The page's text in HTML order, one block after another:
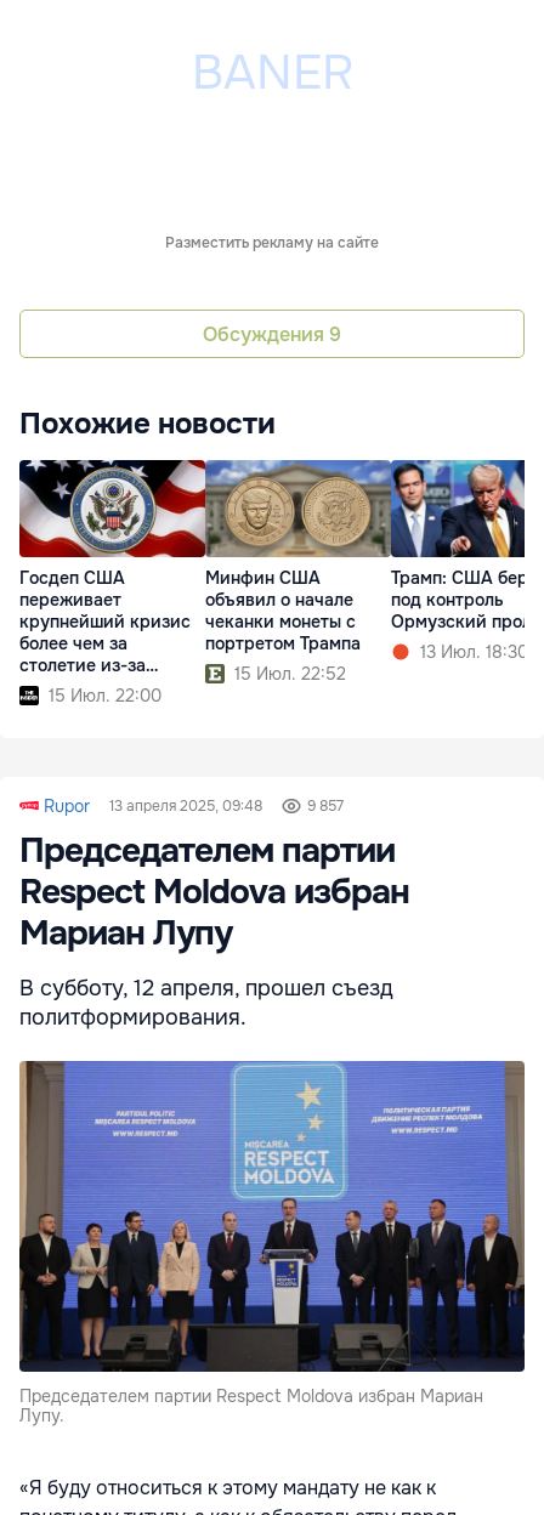
Разместить рекламу на сайте
Обсуждения 9
Похожие новости
Госдеп США
переживает
крупнейший кризис
более чем за
столетие из-за
реформ Трампа
15 Июл. 22:00
Минфин США
объявил о начале
чеканки монеты с
портретом Трампа
15 Июл. 22:52
Трамп: США
под контроль
Ормузский
13 Июл. 18:30
Rupor 13 апреля 2025, 09:48 9 857
Председателем партии
Respect Moldova избран
Мариан Лупу
В субботу, 12 апреля, прошел съезд
политформирования.
Председателем партии Respect Moldova избран Мариан
Лупу.
«Я буду относиться к этому мандату не как к